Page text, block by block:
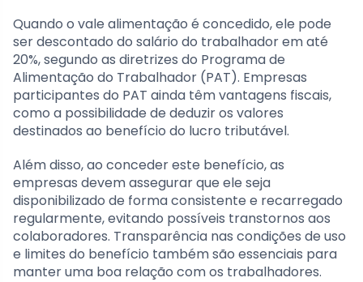
Quando o vale alimentação é concedido, ele pode
ser descontado do salário do trabalhador em até
20%, segundo as diretrizes do Programa de
Alimentação do Trabalhador (PAT). Empresas
participantes do PAT ainda têm vantagens fiscais,
como a possibilidade de deduzir os valores
destinados ao benefício do lucro tributável.
Além disso, ao conceder este benefício, as
empresas devem assegurar que ele seja
disponibilizado de forma consistente e recarregado
regularmente, evitando possíveis transtornos aos
colaboradores. Transparência nas condições de uso
e limites do benefício também são essenciais para
manter uma boa relação com os trabalhadores.